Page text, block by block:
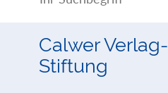
Calwer Verlag-
Stiftung